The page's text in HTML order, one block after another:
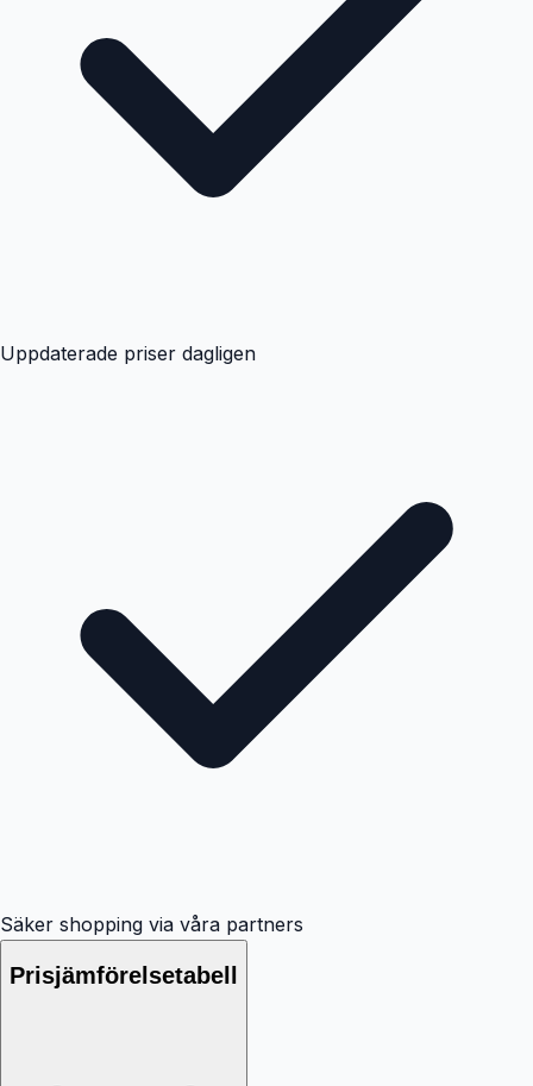
Uppdaterade priser dagligen
Säker shopping via våra partners
Prisjämförelsetabell